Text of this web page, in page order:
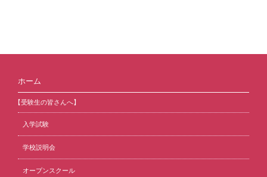
ホーム
【受験生の皆さんへ】
入学試験
学校説明会
オープンスクール